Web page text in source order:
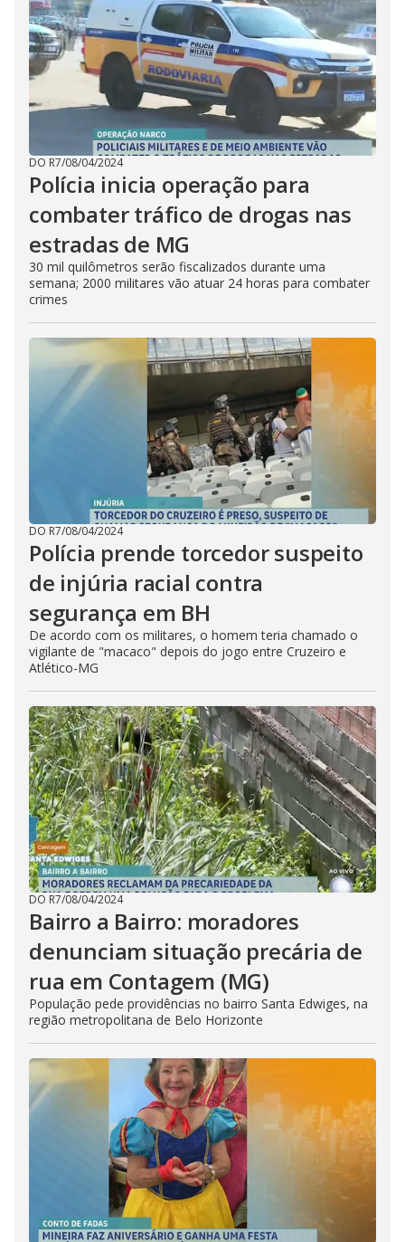
DO R7/08/04/2024
Polícia inicia operação para
combater tráfico de drogas nas
estradas de MG
30 mil quilômetros serão fiscalizados durante uma
semana; 2000 militares vão atuar 24 horas para combater
crimes
DO R7/08/04/2024
Polícia prende torcedor suspeito
de injúria racial contra
segurança em BH
De acordo com os militares, o homem teria chamado o
vigilante de "macaco" depois do jogo entre Cruzeiro e
Atlético-MG
DO R7/08/04/2024
Bairro a Bairro: moradores
denunciam situação precária de
rua em Contagem (MG)
População pede providências no bairro Santa Edwiges, na
região metropolitana de Belo Horizonte